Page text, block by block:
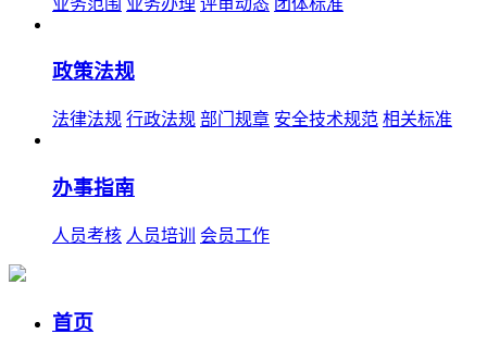
政策法规
法律法规 行政法规 部门规章 安全技术规范 相关标准
办事指南
人员考核 人员培训 会员工作
首页